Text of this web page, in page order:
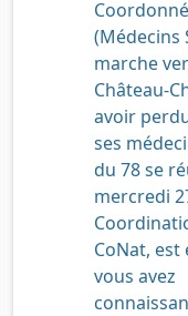
(Médecins
marche
Château-
avoir
ses
du 78 se
mercredi
CoNat, est
vous avez